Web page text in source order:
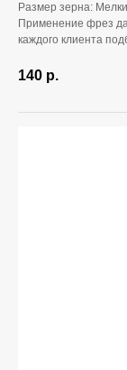
Размер зерна:
Применение фрез
каждого клиента
140 р.